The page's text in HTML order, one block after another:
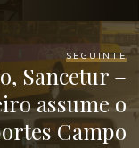
SEGUINTE
Sancetur –
assume o
Campo